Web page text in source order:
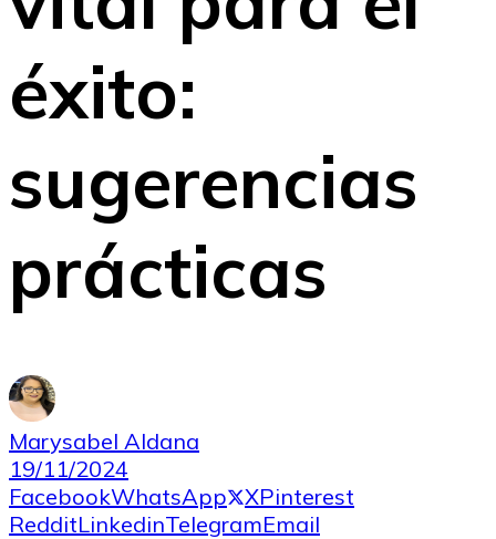
éxito:
sugerencias
prácticas
Marysabel Aldana
19/11/2024
FacebookWhatsApp XPinterest
RedditLinkedinTelegramEmail